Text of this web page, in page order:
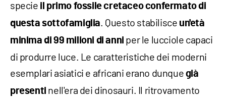
specie il primo fossile cretaceo confermato di
questa sottofamiglia . Questo stabilisce un'età
minima di 99 milioni di anni per le lucciole capaci
di produrre luce. Le caratteristiche dei moderni
esemplari asiatici e africani erano dunque già
presenti nell'era dei dinosauri. Il ritrovamento